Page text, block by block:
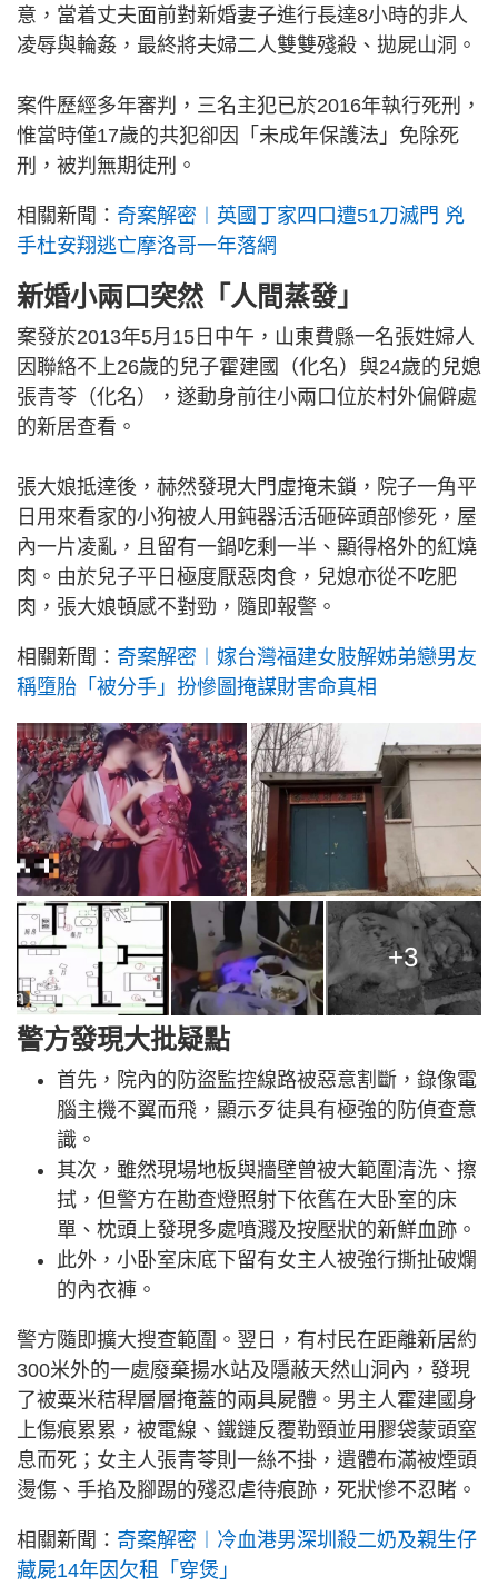
意，當着丈夫面前對新婚妻子進行長達8小時的非人
凌辱與輪姦，最終將夫婦二人雙雙殘殺、拋屍山洞。
案件歷經多年審判，三名主犯已於2016年執行死刑，
惟當時僅17歲的共犯卻因「未成年保護法」免除死
刑，被判無期徒刑。
相關新聞： 奇案解密︱英國丁家四口遭51刀滅門 兇
手杜安翔逃亡摩洛哥一年落網
新婚小兩口突然「人間蒸發」
案發於2013年5月15日中午，山東費縣一名張姓婦人
因聯絡不上26歲的兒子霍建國（化名）與24歲的兒媳
張青苓（化名），遂動身前往小兩口位於村外偏僻處
的新居查看。
張大娘抵達後，赫然發現大門虛掩未鎖，院子一角平
日用來看家的小狗被人用鈍器活活砸碎頭部慘死，屋
內一片凌亂，且留有一鍋吃剩一半、顯得格外的紅燒
肉。由於兒子平日極度厭惡肉食，兒媳亦從不吃肥
肉，張大娘頓感不對勁，隨即報警。
相關新聞： 奇案解密︱嫁台灣福建女肢解姊弟戀男友
稱墮胎「被分手」扮慘圖掩謀財害命真相
+3
警方發現大批疑點
首先，院內的防盜監控線路被惡意割斷，錄像電
腦主機不翼而飛，顯示歹徒具有極強的防偵查意
識。
其次，雖然現場地板與牆壁曾被大範圍清洗、擦
拭，但警方在勘查燈照射下依舊在大卧室的床
單、枕頭上發現多處噴濺及按壓狀的新鮮血跡。
此外，小卧室床底下留有女主人被強行撕扯破爛
的內衣褲。
警方隨即擴大搜查範圍。翌日，有村民在距離新居約
300米外的一處廢棄揚水站及隱蔽天然山洞內，發現
了被粟米秸稈層層掩蓋的兩具屍體。男主人霍建國身
上傷痕累累，被電線、鐵鏈反覆勒頸並用膠袋蒙頭窒
息而死；女主人張青苓則一絲不掛，遺體布滿被煙頭
燙傷、手掐及腳踢的殘忍虐待痕跡，死狀慘不忍睹。
相關新聞： 奇案解密︱冷血港男深圳殺二奶及親生仔
藏屍14年因欠租「穿煲」